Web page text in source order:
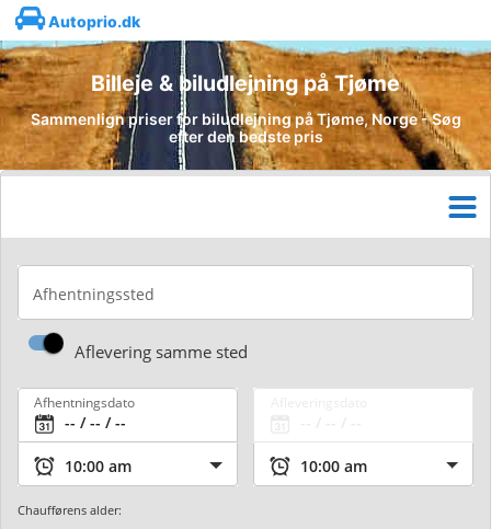
Autoprio.dk
Billeje & biludlejning på Tjøme
Sammenlign priser for biludlejning på Tjøme, Norge - Søg
efter den bedste pris
Afhentningssted
Aflevering samme sted
Afhentningsdato
Chaufførens alder: